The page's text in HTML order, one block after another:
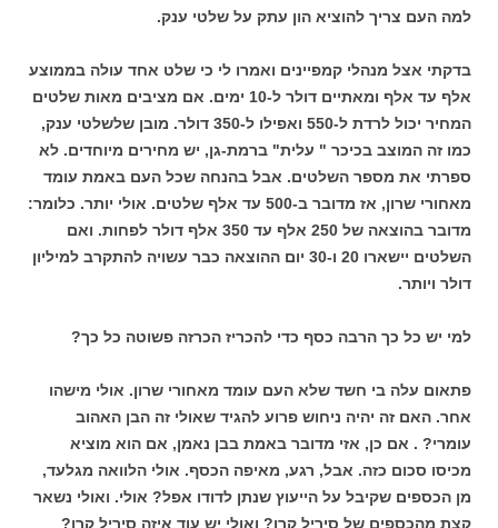
למה העם צריך להוציא הון עתק על שלטי ענק.
בדקתי אצל מנהלי קמפיינים ואמרו לי כי שלט אחד עולה בממוצע
אלף עד אלף ומאתיים דולר ל-10 ימים. אם מציבים מאות שלטים
המחיר יכול לרדת ל-550 ואפילו ל-350 דולר. מובן שלשלטי ענק,
כמו זה המוצב בכיכר " עלית" ברמת-גן, יש מחירים מיוחדים. לא
ספרתי את מספר השלטים. אבל בהנחה שכל העם באמת עומד
מאחורי שרון, אז מדובר ב-500 עד אלף שלטים. אולי יותר. כלומר:
מדובר בהוצאה של 250 אלף עד 350 אלף דולר לפחות. ואם
השלטים יישארו 20 ו-30 יום ההוצאה כבר עשויה להתקרב למיליון
דולר ויותר.
למי יש כל כך הרבה כסף כדי להכריז הכרזה פשוטה כל כך?
פתאום עלה בי חשד שלא העם עומד מאחורי שרון. אולי מישהו
אחר. האם זה יהיה ניחוש פרוע להגיד שאולי זה הבן האהוב
עומרי? . אם כן, אזי מדובר באמת בבן נאמן, אם הוא מוציא
מכיסו סכום כזה. אבל, רגע, מאיפה הכסף. אולי הלוואה מגלעד,
מן הכספים שקיבל על הייעוץ שנתן לדודו אפל? אולי. ואולי נשאר
קצת מהכספים של סיריל קרן? ואולי יש עוד איזה סיריל קרן?